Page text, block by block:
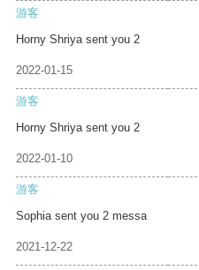
游客
Horny Shriya sent you 2
2022-01-15
游客
Horny Shriya sent you 2
2022-01-10
游客
Sophia sent you 2 messa
2021-12-22